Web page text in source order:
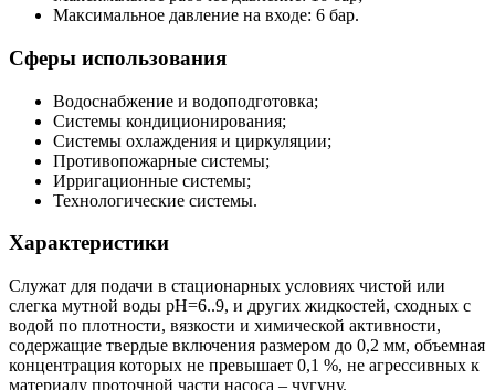
Максимальное давление на входе: 6 бар.
Сферы использования
Водоснабжение и водоподготовка;
Системы кондиционирования;
Системы охлаждения и циркуляции;
Противопожарные системы;
Ирригационные системы;
Технологические системы.
Характеристики
Служат для подачи в стационарных условиях чистой или
слегка мутной воды pH=6..9, и других жидкостей, сходных с
водой по плотности, вязкости и химической активности,
содержащие твердые включения размером до 0,2 мм, объемная
концентрация которых не превышает 0,1 %, не агрессивных к
материалу проточной части насоса – чугуну.